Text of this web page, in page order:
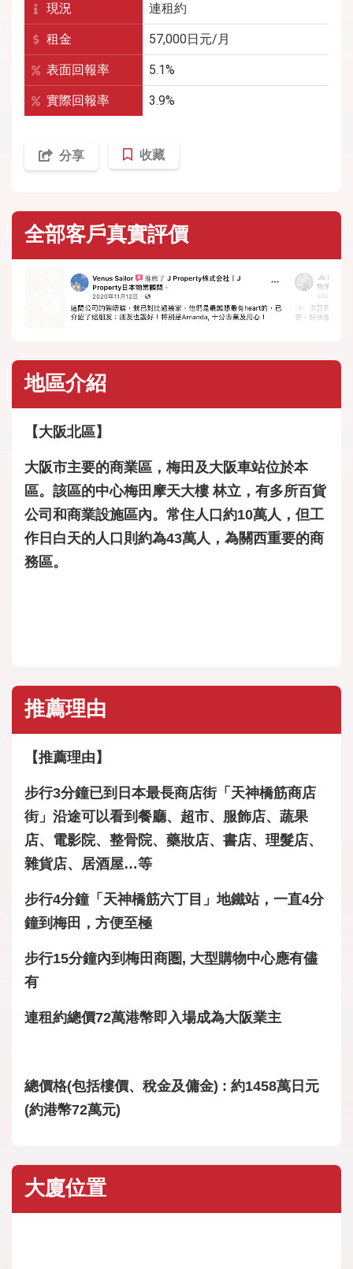
現況 連租約
租金 57,000日元/月
表面回報率 5.1%
實際回報率 3.9%
分享 收藏
全部客戶真實評價
地區介紹
【大阪北區】
大阪市主要的商業區，梅田及大阪車站位於本
區。該區的中心梅田摩天大樓 林立，有多所百貨
公司和商業設施區內。常住人口約10萬人，但工
作日白天的人口則約為43萬人，為關西重要的商
務區。
推薦理由
【推薦理由】
步行3分鐘已到日本最長商店街「天神橋筋商店
街」沿途可以看到餐廳、超市、服飾店、蔬果
店、電影院、整骨院、藥妝店、書店、理髮店、
雜貨店、居酒屋…等
步行4分鐘「天神橋筋六丁目」地鐵站，一直4分
鐘到梅田，方便至極
步行15分鐘內到梅田商圏, 大型購物中心應有儘
有
連租約總價72萬港幣即入場成為大阪業主
總價格(包括樓價、稅金及傭金) : 約1458萬日元
(約港幣72萬元)
大廈位置